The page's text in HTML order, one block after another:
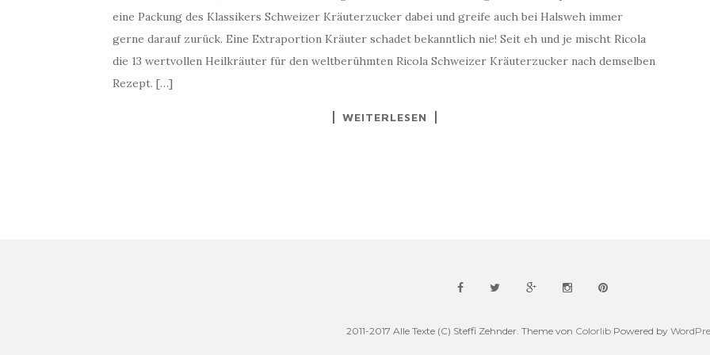
eine Packung des Klassikers Schweizer Kräuterzucker dabei und greife auch bei Halsweh immer
gerne darauf zurück. Eine Extraportion Kräuter schadet bekanntlich nie! Seit eh und je mischt Ricola
die 13 wertvollen Heilkräuter für den weltberühmten Ricola Schweizer Kräuterzucker nach demselben
Rezept. […]
WEITERLESEN
2011-2017 Alle Texte (C) Steffi Zehnder. Theme von Colorlib Powered by